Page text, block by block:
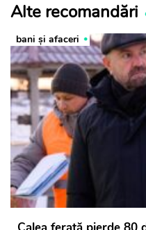
Alte recomandări
bani și afaceri